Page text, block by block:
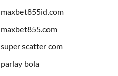
maxbet855id.com
maxbet855.com
super scatter com
parlay bola